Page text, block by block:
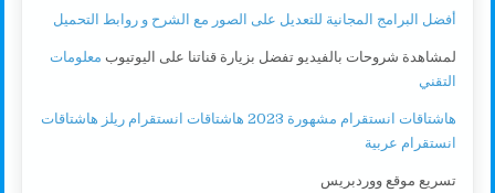
أفضل البرامج المجانية للتعديل على الصور مع الشرح و روابط التحميل
لمشاهدة شروحات بالفيديو تفضل بزيارة قناتنا على اليوتيوب معلومات
التقني
هاشتاقات انستقرام مشهورة 2023 هاشتاقات انستقرام ريلز هاشتاقات
انستقرام عربية
تسريع موقع ووردبريس